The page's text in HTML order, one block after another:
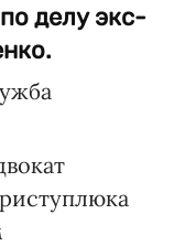
делу экс-